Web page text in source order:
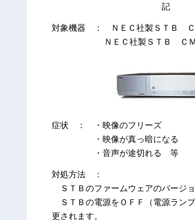
記
対象機器 ： ＮＥＣ社製ＳＴＢ Ｃ
ＮＥＣ社製ＳＴＢ ＣＭ４
症状 ： ・映像のフリーズ
・映像が真っ暗になる
・音声が途切れる 等
対処方法 ：
ＳＴＢのファームウェアのバージ
ＳＴＢの電源をＯＦＦ（電源ラン
更されます。